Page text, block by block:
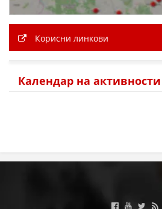
Корисни линкови
Календар на активности